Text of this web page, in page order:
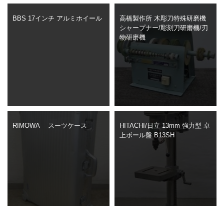
BBS 17インチ アルミホイール
高橋製作所 木彫刀特殊研磨機
シャープナー/彫刻刀研磨機/刃
物研磨機
RIMOWA スーツケース
HITACHI/日立 13mm 強力型 卓
上ボール盤 B13SH